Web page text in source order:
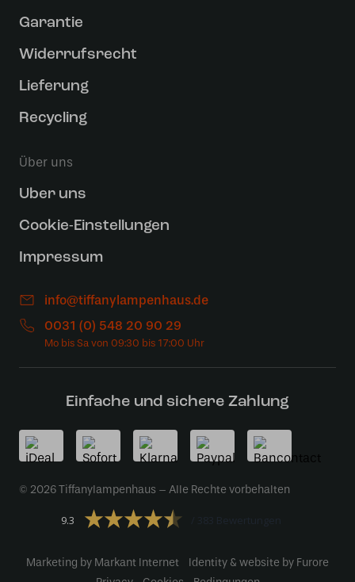
Garantie
Widerrufsrecht
Lieferung
Recycling
Über uns
Uber uns
Cookie-Einstellungen
Impressum
info@tiffanylampenhaus.de
0031 (0) 548 20 90 29
Einfache und sichere Zahlung
© 2026 Tiffanylampenhaus – Alle Rechte vorbehalten
9.3
Marketing by Markant Internet
Identity & website by Furore